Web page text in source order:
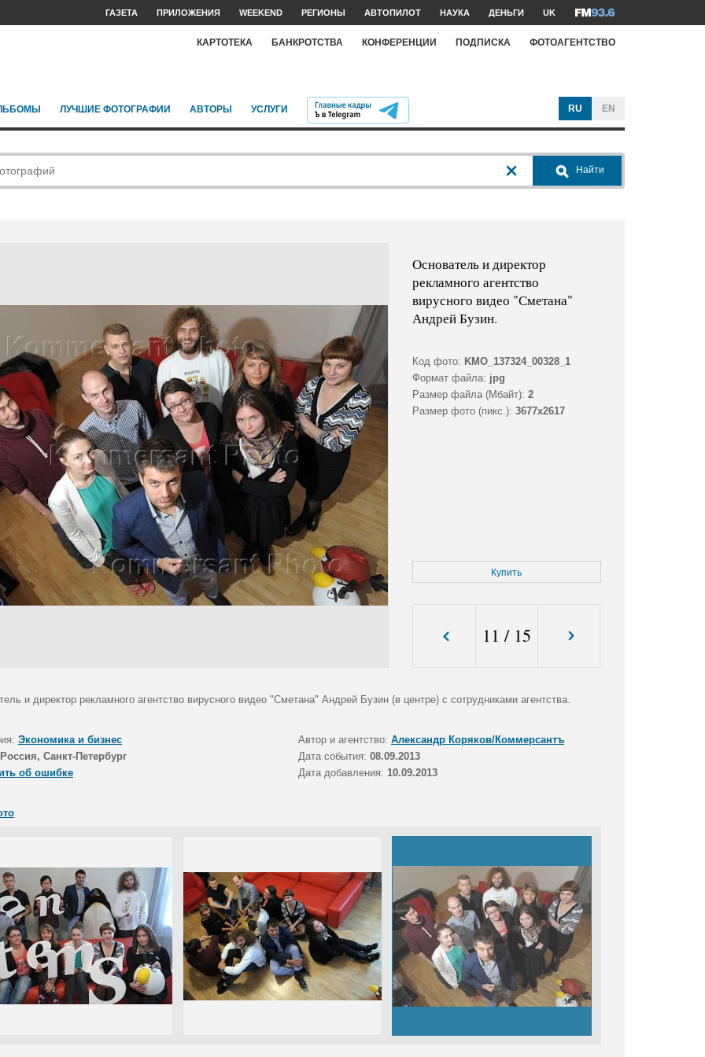
ГАЗЕТА ПРИЛОЖЕНИЯ WEEKEND РЕГИОНЫ АВТОПИЛОТ НАУКА ДЕНЬГИ UK
КАРТОТЕКА БАНКРОТСТВА КОНФЕРЕНЦИИ ПОДПИСКА ФОТОАГЕНТСТВО
ЛУЧШИЕ ФОТОГРАФИИ АВТОРЫ УСЛУГИ RU EN
Найти
Основатель и директор
рекламного агентство
вирусного видео "Сметана"
Андрей Бузин.
Код фото: KMO_137324_00328_1
Формат файла: jpg
Размер файла (Мбайт): 2
Размер фото (пикс.): 3677x2617
Купить
11 / 15
и директор рекламного агентство вирусного видео "Сметана" Андрей Бузин (в центре) с сотрудниками агентства.
Экономика и бизнес Автор и агентство: Александр Коряков/Коммерсантъ
Россия, Санкт-Петербург Дата события: 08.09.2013
об ошибке
Дата добавления: 10.09.2013